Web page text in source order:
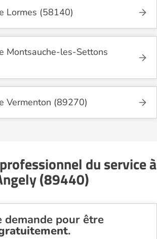
Lormes (58140)
Montsauche-les-Settons
Vermenton (89270)
du service à
(89440)
demande pour être
.